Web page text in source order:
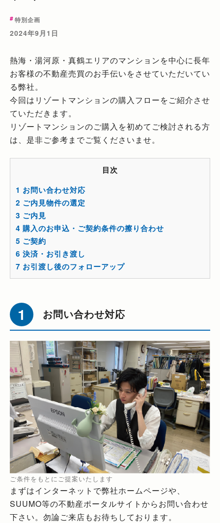
特別企画
2024年9月1日
熱海・湯河原・真鶴エリアのマンションを中心に長年
お客様の不動産売買のお手伝いをさせていただいてい
る弊社。
今回はリゾートマンションの購入フローをご紹介させ
ていただきます。
リゾートマンションのご購入を初めてご検討される方
は、是非ご参考までご覧くださいませ。
目次
1 お問い合わせ対応
2 ご内見物件の選定
3 ご内見
4 購入のお申込・ご契約条件の擦り合わせ
5 ご契約
6 決済・お引き渡し
7 お引渡し後のフォローアップ
お問い合わせ対応
ご条件をもとにご提案いたします
まずはインターネットで弊社ホームページや、
SUUMO等の不動産ポータルサイトからお問い合わせ
下さい。勿論ご来店もお待ちしております。